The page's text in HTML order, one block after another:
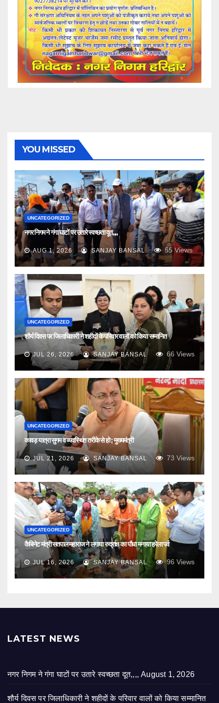
YOU MISSED
UNCATEGORIZED
नगर निगम ने गंगा घाटों पर उतारे स्वच्छता दूत,,,,
AUG 1, 2026 SANJAY BANSAL 55Views
UNCATEGORIZED
शौर्य दिवस पर जिलाधिकारी ने शहीदों के परिवार वालों को किया सम्मानित
JUL 26, 2026 SANJAY BANSAL 66 Views
UNCATEGORIZED
कावड़ यात्रा सुगम व व्यवस्थित तरीके से हो ; मुख्यमंत्री
JUL 21, 2026 SANJAY BANSAL 73 Views
UNCATEGORIZED
कैबिनेट मंत्री सतपाल महाराज ने लगाया रुद्राक्ष का पौधा मनाया हरेला पर्व
JUL 16, 2026 SANJAY BANSAL 96 Views
LATEST NEWS
नगर निगम ने गंगा घाटों पर उतारे स्वच्छता दूत,,,, August 1, 2026
शौर्य दिवस पर जिलाधिकारी ने शहीदों के परिवार वालों को किया सम्मानित